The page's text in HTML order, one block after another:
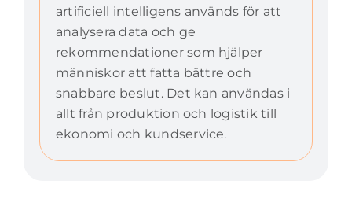
artificiell intelligens används för att
analysera data och ge
rekommendationer som hjälper
människor att fatta bättre och
snabbare beslut. Det kan användas i
allt från produktion och logistik till
ekonomi och kundservice.